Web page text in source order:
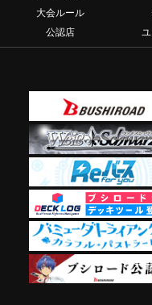
大会ルール
公認店